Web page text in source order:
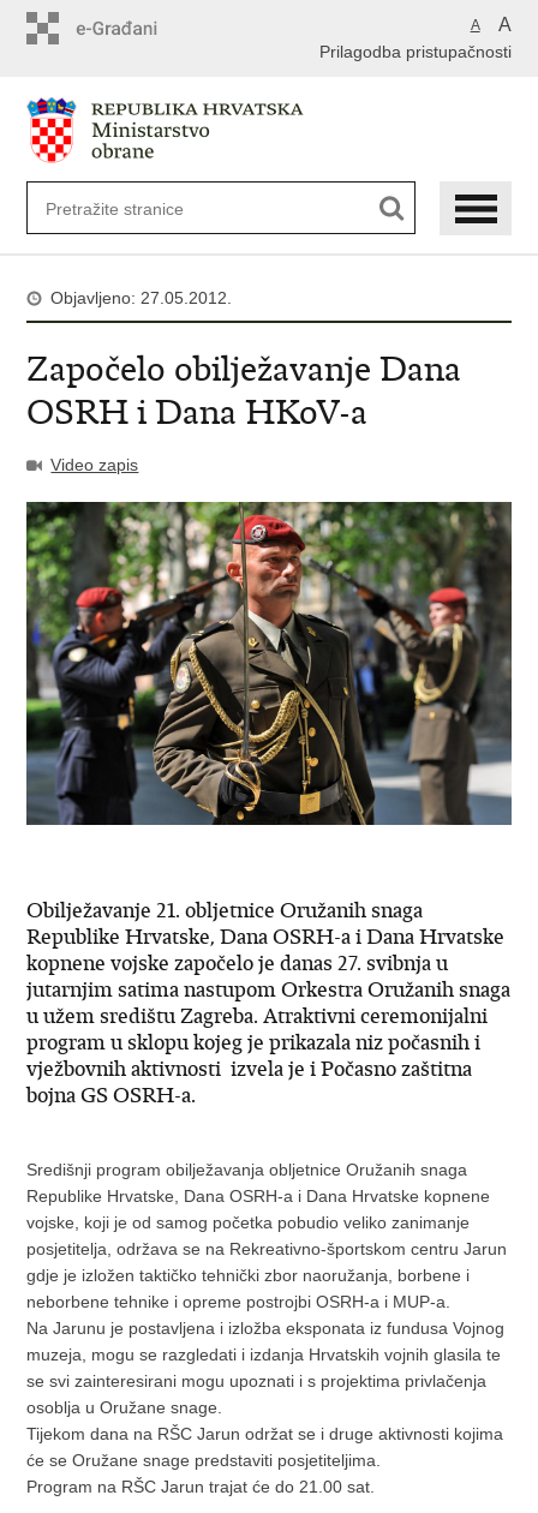
A A
Prilagodba pristupačnosti
Objavljeno: 27.05.2012.
Započelo obilježavanje Dana
OSRH i Dana HKoV-a
Video zapis
Obilježavanje 21. obljetnice Oružanih snaga
Republike Hrvatske, Dana OSRH-a i Dana Hrvatske
kopnene vojske započelo je danas 27. svibnja u
jutarnjim satima nastupom Orkestra Oružanih snaga
u užem središtu Zagreba. Atraktivni ceremonijalni
program u sklopu kojeg je prikazala niz počasnih i
vježbovnih aktivnosti izvela je i Počasno zaštitna
bojna GS OSRH-a.
Središnji program obilježavanja obljetnice Oružanih snaga
Republike Hrvatske, Dana OSRH-a i Dana Hrvatske kopnene
vojske, koji je od samog početka pobudio veliko zanimanje
posjetitelja, održava se na Rekreativno-športskom centru Jarun
gdje je izložen taktičko tehnički zbor naoružanja, borbene i
neborbene tehnike i opreme postrojbi OSRH-a i MUP-a.
Na Jarunu je postavljena i izložba eksponata iz fundusa Vojnog
muzeja, mogu se razgledati i izdanja Hrvatskih vojnih glasila te
se svi zainteresirani mogu upoznati i s projektima privlačenja
osoblja u Oružane snage.
Tijekom dana na RŠC Jarun održat se i druge aktivnosti kojima
će se Oružane snage predstaviti posjetiteljima.
Program na RŠC Jarun trajat će do 21.00 sat.